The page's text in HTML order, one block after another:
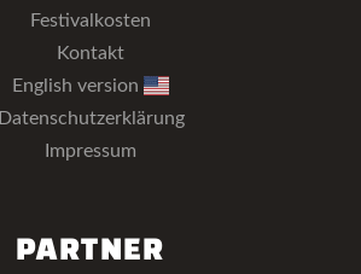
Festivalkosten
Kontakt
English version
Datenschutzerklärung
Impressum
PARTNER